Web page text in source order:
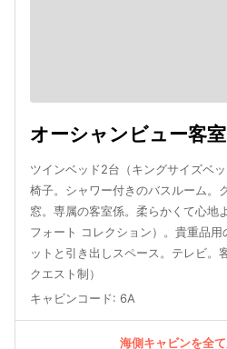
オーシャンビュー客室
ツインベッド2台（キングサイズベ
椅子。シャワー付きのバスルーム。
窓。専属の客室係。柔らかくて心地
フォート コレクション）。貴重品
ットと引き出しスペース。テレビ。
クエスト制）
キャビンコード: 6A
海側キャビンを全